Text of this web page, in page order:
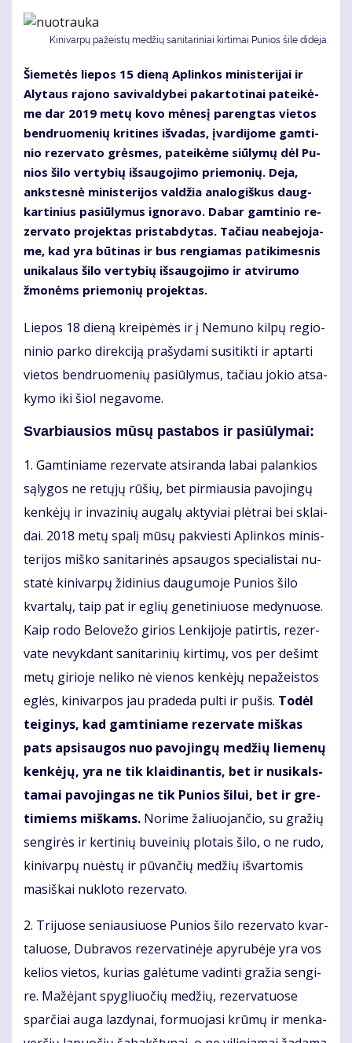
Ki­ni­var­pų pa­žeis­tų me­džių sa­ni­ta­ri­niai kir­ti­mai Pu­nios ši­le di­dė­ja.
Šie­me­tės lie­pos 15 die­ną Ap­lin­kos mi­nis­te­ri­jai ir
Aly­taus ra­jo­no sa­vi­val­dy­bei pa­kar­to­ti­nai pa­tei­kė­
me dar 2019 me­tų ko­vo mė­ne­sį pa­reng­tas vie­tos
ben­druo­me­nių kri­ti­nes iš­va­das, įvar­di­jo­me gam­ti­
nio re­zer­va­to grės­mes, pa­tei­kė­me siū­ly­mų dėl Pu­
nios ši­lo ver­ty­bių iš­sau­go­ji­mo prie­mo­nių. De­ja,
anks­tes­nė mi­nis­te­ri­jos val­džia ana­lo­giš­kus daug­
kar­ti­nius pa­siū­ly­mus ig­no­ra­vo. Da­bar gam­ti­nio re­
zer­va­to pro­jek­tas pri­stab­dy­tas. Ta­čiau ne­abe­jo­ja­
me, kad yra bū­ti­nas ir bus ren­gia­mas pa­ti­ki­mes­nis
uni­ka­laus ši­lo ver­ty­bių iš­sau­go­ji­mo ir at­vi­ru­mo
žmo­nėms prie­mo­nių pro­jek­tas.
Lie­pos 18 die­ną krei­pė­mės ir į Ne­mu­no kil­pų re­gio­
ni­nio par­ko di­rek­ci­ją pra­šy­da­mi su­si­tik­ti ir ap­tar­ti
vie­tos ben­druo­me­nių pa­siū­ly­mus, ta­čiau jo­kio at­sa­
ky­mo iki šiol ne­ga­vo­me.
Svarbiausios mū­sų pa­sta­bos ir pa­siū­ly­mai:
1. Gam­ti­nia­me re­zer­va­te at­si­ran­da la­bai pa­lan­kios
są­ly­gos ne re­tų­jų rū­šių, bet pir­miau­sia pa­vo­jin­gų
ken­kė­jų ir in­va­zi­nių au­ga­lų ak­ty­viai plėt­rai bei sklai­
dai. 2018 me­tų spa­lį mū­sų pa­kvies­ti Ap­lin­kos mi­nis­
te­ri­jos miš­ko sa­ni­ta­ri­nės ap­sau­gos spe­cia­lis­tai nu­
sta­tė ki­ni­var­pų ži­di­nius dau­gu­mo­je Pu­nios ši­lo
kvar­ta­lų, taip pat ir eg­lių ge­ne­ti­niuo­se me­dy­nuo­se.
Kaip ro­do Be­lo­ve­žo gi­rios Len­ki­jo­je pa­tir­tis, re­zer­
va­te ne­vyk­dant sa­ni­ta­ri­nių kir­ti­mų, vos per de­šimt
me­tų gi­rio­je ne­li­ko nė vie­nos ken­kė­jų ne­pa­žeis­tos
eg­lės, ki­ni­var­pos jau pra­de­da pul­ti ir pu­šis. To­dėl
tei­gi­nys, kad gam­ti­nia­me re­zer­va­te miš­kas
pats ap­si­sau­gos nuo pa­vo­jin­gų me­džių lie­me­nų
ken­kė­jų, yra ne tik klai­di­nan­tis, bet ir nu­si­kals­
ta­mai pa­vo­jin­gas ne tik Pu­nios ši­lui, bet ir gre­
ti­miems miš­kams. No­ri­me ža­liuo­jančio, su gra­žių
sen­gi­rės ir ker­ti­nių bu­vei­nių plo­tais ši­lo, o ne ru­do,
ki­ni­var­pų nu­ės­tų ir pū­vančių me­džių iš­var­to­mis
ma­siš­kai nu­klo­to re­zer­va­to.
2. Tri­juo­se se­niau­siuo­se Pu­nios ši­lo re­zer­va­to kvar­
ta­luo­se, Dub­ra­vos re­zer­va­ti­nė­je apy­ru­bė­je yra vos
ke­lios vie­tos, ku­rias ga­lė­tu­me va­din­ti gra­žia sen­gi­
re. Ma­žė­jant spyg­liuočių me­džių, re­zer­va­tuo­se
sparčiai au­ga laz­dy­nai, for­muo­ja­si krū­mų ir men­ka­